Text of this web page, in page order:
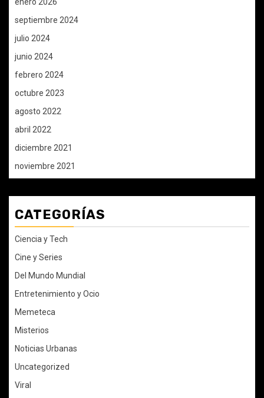
enero 2026
septiembre 2024
julio 2024
junio 2024
febrero 2024
octubre 2023
agosto 2022
abril 2022
diciembre 2021
noviembre 2021
CATEGORÍAS
Ciencia y Tech
Cine y Series
Del Mundo Mundial
Entretenimiento y Ocio
Memeteca
Misterios
Noticias Urbanas
Uncategorized
Viral